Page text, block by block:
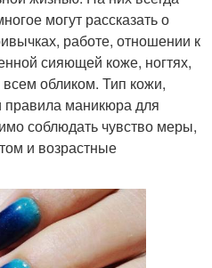
могут рассказать о
работе, отношении к
сияющей коже, ногтях,
обликом. Тип кожи,
правила маникюра для
соблюдать чувство меры,
и возрастные